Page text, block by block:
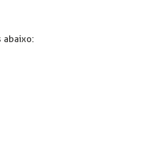
abaixo: